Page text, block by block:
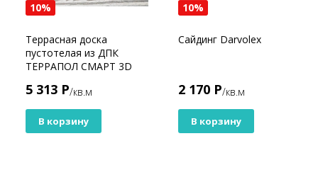
10%
Террасная доска
пустотелая из ДПК
ТЕРРАПОЛ СМАРТ 3D
5 313 Р/кв.м
В корзину
10%
Сайдинг Darvolex
2 170 Р/кв.м
В корзину